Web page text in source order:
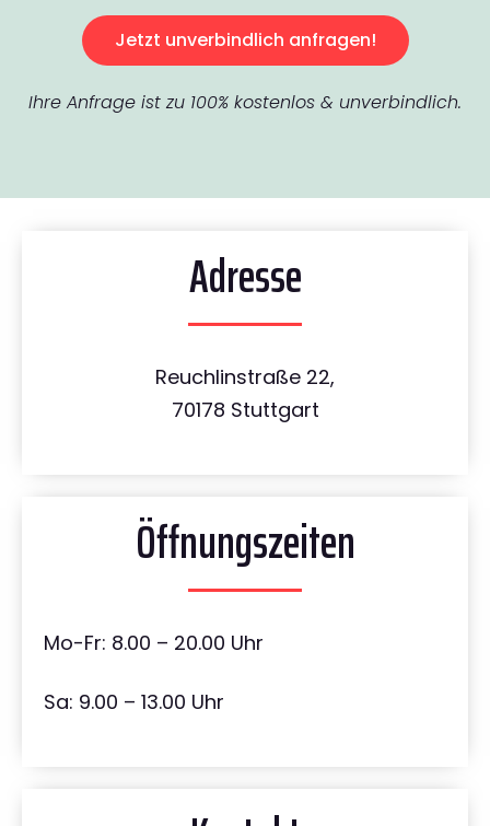
Jetzt unverbindlich anfragen!
Ihre Anfrage ist zu 100% kostenlos & unverbindlich.
Adresse
Reuchlinstraße 22,
70178 Stuttgart
Öffnungszeiten
Mo-Fr: 8.00 – 20.00 Uhr
Sa: 9.00 – 13.00 Uhr